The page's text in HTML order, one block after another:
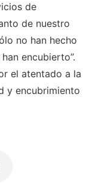
de
de nuestro
no han hecho
encubierto”.
el atentado a la
y encubrimiento